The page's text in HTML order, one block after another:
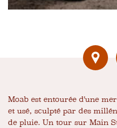
Moab est entourée d'une
et usé, sculpté par des
de pluie. Un tour sur Main